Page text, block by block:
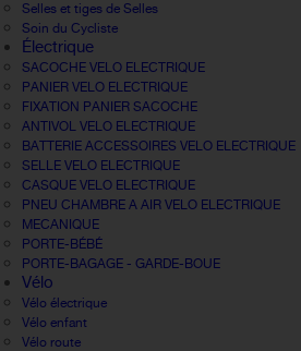
Selles et tiges de Selles
Soin du Cycliste
Électrique
SACOCHE VELO ELECTRIQUE
PANIER VELO ELECTRIQUE
FIXATION PANIER SACOCHE
ANTIVOL VELO ELECTRIQUE
BATTERIE ACCESSOIRES VELO ELECTRIQUE
SELLE VELO ELECTRIQUE
CASQUE VELO ELECTRIQUE
PNEU CHAMBRE A AIR VELO ELECTRIQUE
MECANIQUE
PORTE-BÉBÉ
PORTE-BAGAGE - GARDE-BOUE
Vélo
Vélo électrique
Vélo enfant
Vélo route